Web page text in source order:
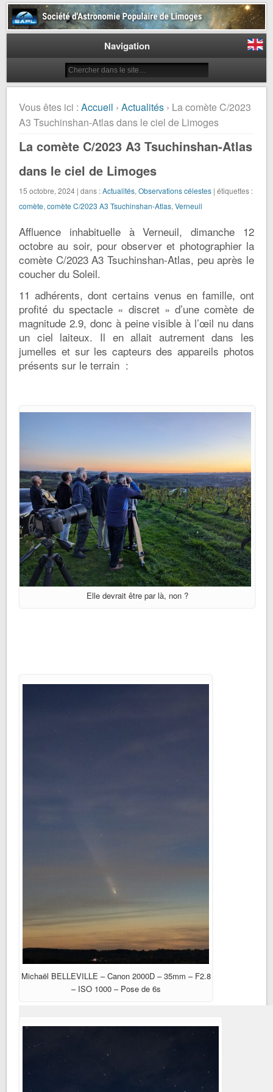
Société d'Astronomie Populaire
de Limoges
Navigation
Vous êtes ici : Accueil ›Actualités › La comète C/2023
A3 Tsuchinshan-Atlas dans le ciel de Limoges
La comète C/2023 A3 Tsuchinshan-Atlas
dans le ciel de Limoges
15 octobre, 2024 | dans :Actualités,Observations célestes | étiquettes :
comète,comète C/2023 A3 Tsuchinshan-Atlas,Verneuil
Affluence inhabituelle à Verneuil, dimanche 12
octobre au soir, pour observer et photographier la
comète C/2023 A3 Tsuchinshan-Atlas, peu après le
coucher du Soleil.
11 adhérents, dont certains venus en famille, ont
profité du spectacle « discret » d’une comète de
magnitude 2.9, donc à peine visible à l’œil nu dans
un ciel laiteux. Il en allait autrement dans les
jumelles et sur les capteurs des appareils photos
présents sur le terrain :
Elle devrait être par là, non ?
Michaël BELLEVILLE – Canon 2000D – 35mm – F2.8
– ISO 1000 – Pose de 6s